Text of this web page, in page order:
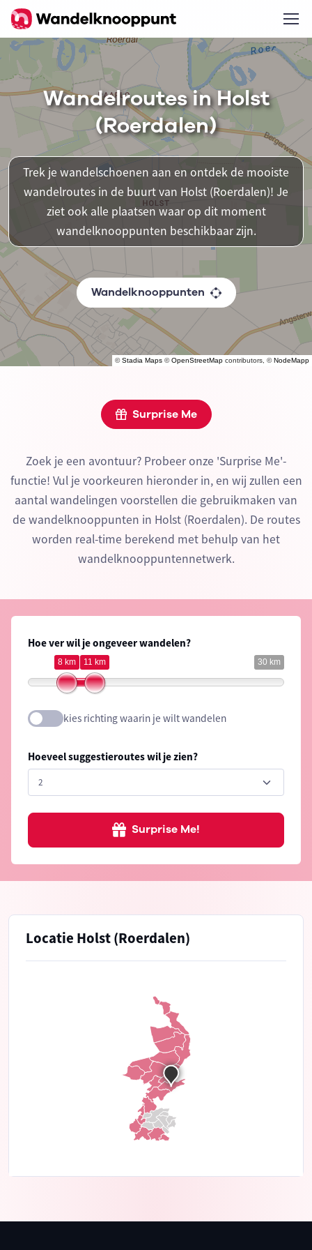
©Stadia Maps ©OpenStreetMap contributors, ©NodeMapp
Wandelroutes in Holst
(Roerdalen)
Trek je wandelschoenen aan en ontdek de mooiste
wandelroutes in de buurt van Holst (Roerdalen)! Je
ziet ook alle plaatsen waar op dit moment
wandelknooppunten beschikbaar zijn.
Wandelknooppunten
Surprise Me
Zoek je een avontuur? Probeer onze 'Surprise Me'-
functie! Vul je voorkeuren hieronder in, en wij zullen een
aantal wandelingen voorstellen die gebruikmaken van
de wandelknooppunten in Holst (Roerdalen). De routes
worden real-time berekend met behulp van het
wandelknooppuntennetwerk.
Hoe ver wil je ongeveer wandelen?
30 km
8 km 11 km
kies richting waarin je wilt wandelen
Hoeveel suggestieroutes wil je zien?
Surprise Me!
Locatie Holst (Roerdalen)